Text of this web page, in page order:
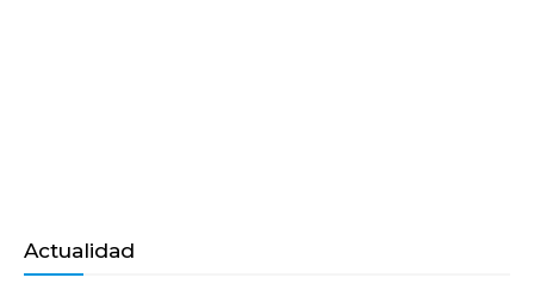
Actualidad